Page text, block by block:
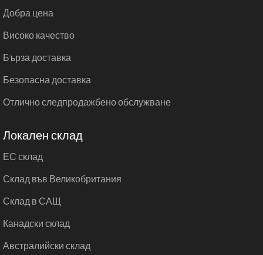
Добра цена
Високо качество
Бърза доставка
Безопасна доставка
Отлично следпродажбено обслужване
Локален склад
ЕС склад
Склад във Великобритания
Склад в САЩ
Канадски склад
Австралийски склад